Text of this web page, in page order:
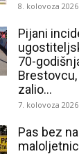
8. kolovoza 2026.
Pijani
70-
zalio...
7. kolovoza 2026.
Pas bez